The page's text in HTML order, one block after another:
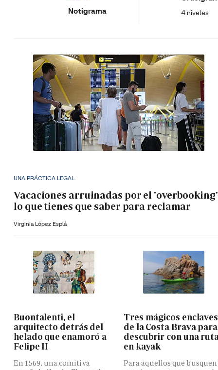
Notigrama 4 niveles
UNA PRÁCTICA LEGAL
Vacaciones arruinadas por el
lo que tienes que saber para reclamar
Virginia López Esplá
Buontalenti, el
arquitecto detrás del
helado que enamoró a
Felipe II
En 1569, una comitiva
Tres mágicos enclaves
de la Costa Brava para
descubrir con una
en kayak
Para aquellos que busquen